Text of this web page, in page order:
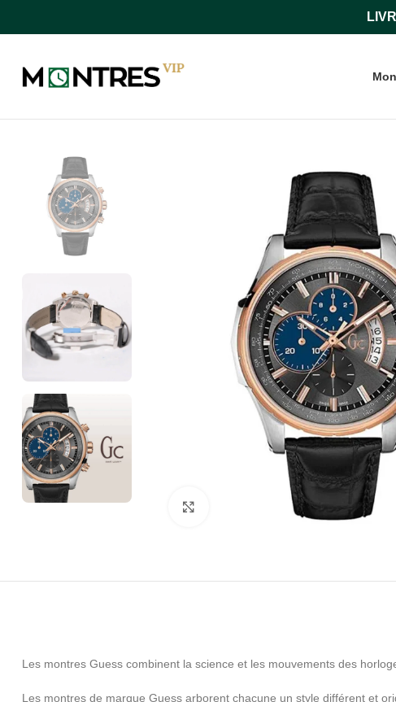
Les montres Guess combinent la science et les mouvements des
Les montres de marque Guess arborent chacune un style différent et